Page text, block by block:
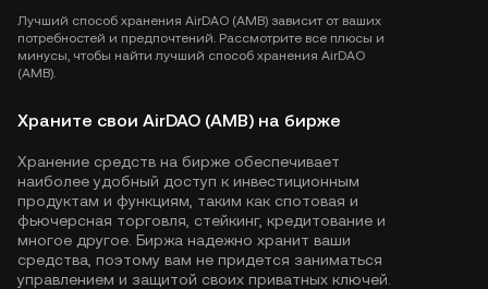
Лучший способ хранения AirDAO (AMB) зависит от ваших
потребностей и предпочтений. Рассмотрите все плюсы и
минусы, чтобы найти лучший способ хранения AirDAO
(AMB).
Храните свои AirDAO (AMB) на бирже
Хранение средств на бирже обеспечивает
наиболее удобный доступ к инвестиционным
продуктам и функциям, таким как спотовая и
фьючерсная торговля, стейкинг, кредитование и
многое другое. Биржа надежно хранит ваши
средства, поэтому вам не придется заниматься
управлением и защитой своих приватных ключей.